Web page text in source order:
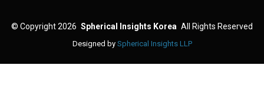
© Copyright 2026 Spherical Insights Korea All Rights Reserved
Designed by Spherical Insights LLP